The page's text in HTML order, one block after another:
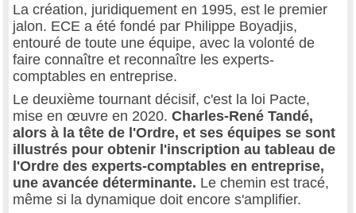
La création, juridiquement en 1995, est le premier
jalon. ECE a été fondé par Philippe Boyadjis,
entouré de toute une équipe, avec la volonté de
faire connaître et reconnaître les experts-
comptables en entreprise.
Le deuxième tournant décisif, c'est la loi Pacte,
mise en œuvre en 2020. Charles-René Tandé,
alors à la tête de l'Ordre, et ses équipes se sont
illustrés pour obtenir l'inscription au tableau de
l'Ordre des experts-comptables en entreprise,
une avancée déterminante. Le chemin est tracé,
même si la dynamique doit encore s'amplifier.